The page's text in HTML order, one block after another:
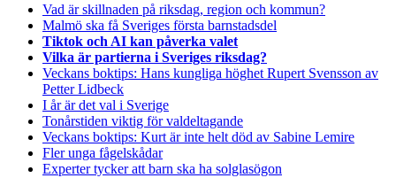
Vad är skillnaden på riksdag, region och kommun?
Malmö ska få Sveriges första barnstadsdel
Tiktok och AI kan påverka valet
Vilka är partierna i Sveriges riksdag?
Veckans boktips: Hans kungliga höghet Rupert Svensson av
Petter Lidbeck
I år är det val i Sverige
Tonårstiden viktig för valdeltagande
Veckans boktips: Kurt är inte helt död av Sabine Lemire
Fler unga fågelskådar
Experter tycker att barn ska ha solglasögon